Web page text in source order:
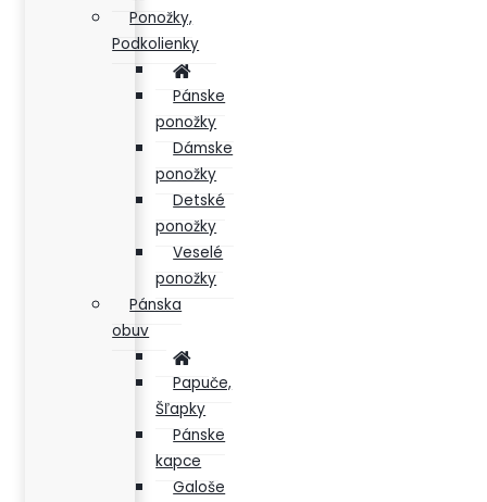
Ponožky,
Podkolienky
Pánske
ponožky
Dámske
ponožky
Detské
ponožky
Veselé
ponožky
Pánska
obuv
Papuče,
Šľapky
Pánske
kapce
Galoše